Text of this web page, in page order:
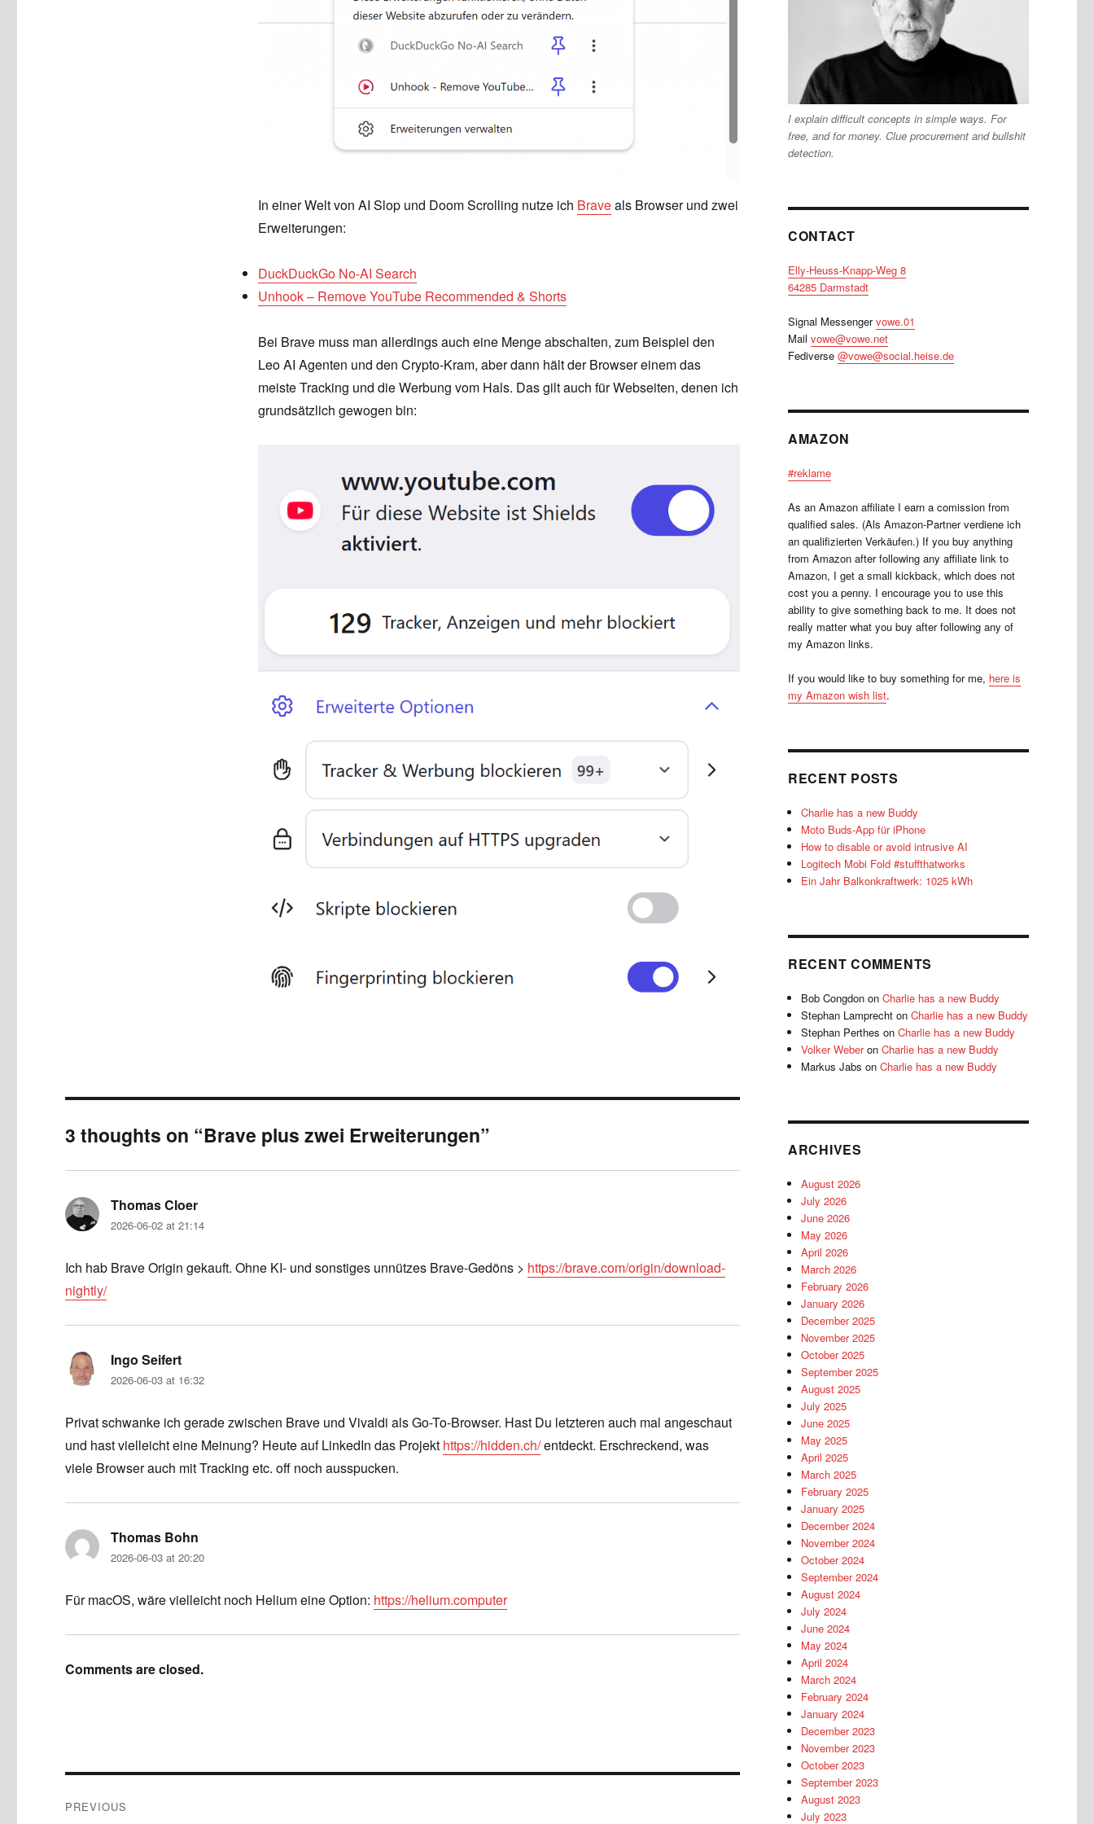
In einer Welt von AI Slop und Doom Scrolling nutze ich Braveals Browser und zwei
Erweiterungen:
DuckDuckGo No-AI Search
Unhook – Remove YouTube Recommended & Shorts
Bei Brave muss man allerdings auch eine Menge abschalten, zum Beispiel den
Leo AI Agenten und den Crypto-Kram, aber dann hält der Browser einem das
meiste Tracking und die Werbung vom Hals. Das gilt auch für Webseiten, denen ich
grundsätzlich gewogen bin:
3 thoughts on “Brave plus zwei Erweiterungen”
Thomas Cloer
2026-06-02 at 21:14
Ich hab Brave Origin gekauft. Ohne KI- und sonstiges unnützes Brave-Gedöns > https://brave.com/origin/download-
nightly/
Ingo Seifert
2026-06-03 at 16:32
Privat schwanke ich gerade zwischen Brave und Vivaldi als Go-To-Browser. Hast Du letzteren auch mal angeschaut
und hast vielleicht eine Meinung? Heute auf LinkedIn das Projekt https://hidden.ch/entdeckt. Erschreckend, was
viele Browser auch mit Tracking etc. off noch ausspucken.
Thomas Bohn
2026-06-03 at 20:20
Für macOS, wäre vielleicht noch Helium eine Option: https://helium.computer
Comments are closed.
PREVIOUS
I explain difficult concepts in simple ways. For
free, and for money. Clue procurement and bullshit
detection.
CONTACT
Elly-Heuss-Knapp-Weg 8
64285 Darmstadt
Signal Messengervowe.01
Mail vowe@vowe.net
Fediverse @vowe@social.heise.de
AMAZON
#reklame
As an Amazon affiliate I earn a comission from
qualified sales. (Als Amazon-Partner verdiene ich
an qualifizierten Verkäufen.) If you buy anything
from Amazon after following any affiliate link to
Amazon, I get a small kickback, which does not
cost you a penny. I encourage you to use this
ability to give something back to me. It does not
really matter what you buy after following any of
my Amazon links.
If you would like to buy something for me, here is
my Amazon wish list.
RECENT POSTS
Charlie has a new Buddy
Moto Buds-App für iPhone
How to disable or avoid intrusive AI
Logitech Mobi Fold #stuffthatworks
Ein Jahr Balkonkraftwerk: 1025 kWh
RECENT COMMENTS
Bob Congdon onCharlie has a new Buddy
Stephan Lamprecht onCharlie has a new Buddy
Stephan Perthes onCharlie has a new Buddy
Volker WeberonCharlie has a new Buddy
Markus Jabs onCharlie has a new Buddy
ARCHIVES
August 2026
July 2026
June 2026
May 2026
April 2026
March 2026
February 2026
January 2026
December 2025
November 2025
October 2025
September 2025
August 2025
July 2025
June 2025
May 2025
April 2025
March 2025
February 2025
January 2025
December 2024
November 2024
October 2024
September 2024
August 2024
July 2024
June 2024
May 2024
April 2024
March 2024
February 2024
January 2024
December 2023
November 2023
October 2023
September 2023
August 2023
July 2023